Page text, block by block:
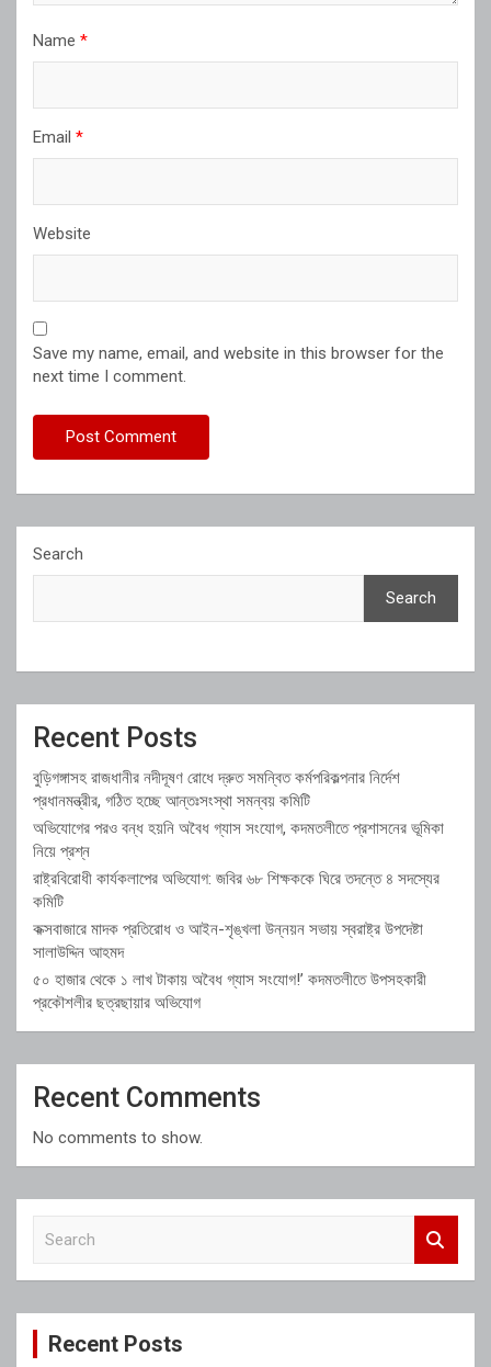
Name *
Email *
Website
Save my name, email, and website in this browser for the
next time I comment.
Search
Search
Recent Posts
বুড়িগঙ্গাসহ রাজধানীর নদীদূষণ রোধে দ্রুত সমন্বিত কর্মপরিকল্পনার নির্দেশ
প্রধানমন্ত্রীর, গঠিত হচ্ছে আন্তঃসংস্থা সমন্বয় কমিটি
অভিযোগের পরও বন্ধ হয়নি অবৈধ গ্যাস সংযোগ, কদমতলীতে প্রশাসনের ভূমিকা
নিয়ে প্রশ্ন
রাষ্ট্রবিরোধী কার্যকলাপের অভিযোগ: জবির ৬৮ শিক্ষককে ঘিরে তদন্তে ৪ সদস্যের
কমিটি
কক্সবাজারে মাদক প্রতিরোধ ও আইন-শৃঙ্খলা উন্নয়ন সভায় স্বরাষ্ট্র উপদেষ্টা
সালাউদ্দিন আহমদ
৫০ হাজার থেকে ১ লাখ টাকায় অবৈধ গ্যাস সংযোগ!’ কদমতলীতে উপসহকারী
প্রকৌশলীর ছত্রছায়ার অভিযোগ
Recent Comments
No comments to show.
c
Recent Posts